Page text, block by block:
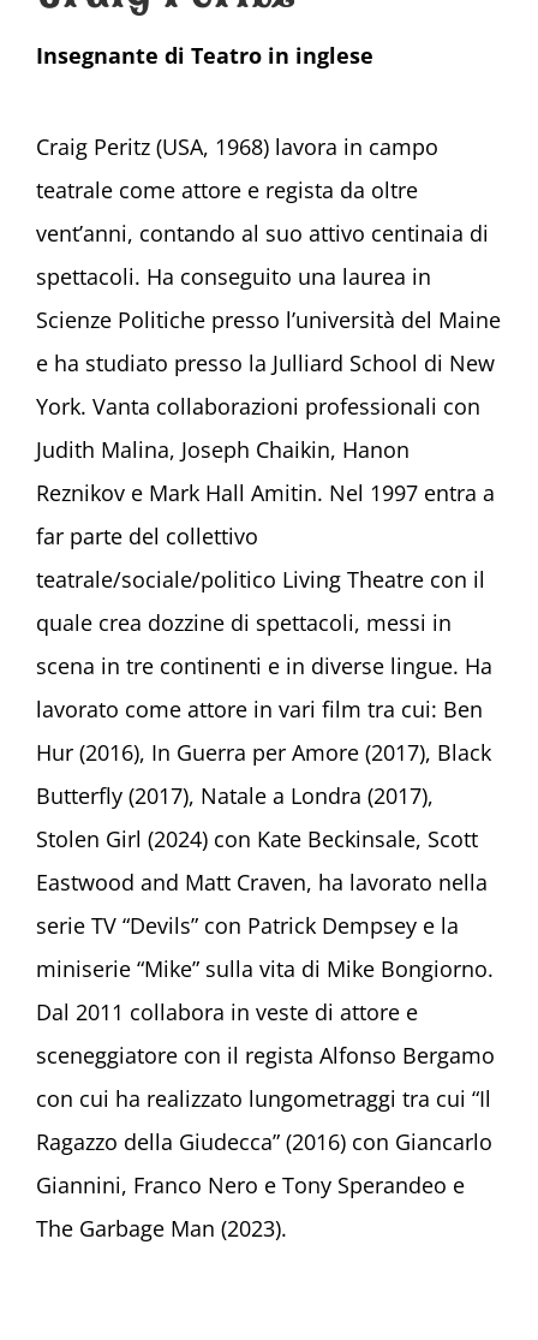
Insegnante di Teatro in inglese
Craig Peritz (USA, 1968) lavora in campo
teatrale come attore e regista da oltre
vent’anni, contando al suo attivo centinaia di
spettacoli. Ha conseguito una laurea in
Scienze Politiche presso l’università del Maine
e ha studiato presso la Julliard School di New
York. Vanta collaborazioni professionali con
Judith Malina, Joseph Chaikin, Hanon
Reznikov e Mark Hall Amitin. Nel 1997 entra a
far parte del collettivo
teatrale/sociale/politico Living Theatre con il
quale crea dozzine di spettacoli, messi in
scena in tre continenti e in diverse lingue. Ha
lavorato come attore in vari film tra cui: Ben
Hur (2016), In Guerra per Amore (2017), Black
Butterfly (2017), Natale a Londra (2017),
Stolen Girl (2024) con Kate Beckinsale, Scott
Eastwood and Matt Craven, ha lavorato nella
serie TV “Devils” con Patrick Dempsey e la
miniserie “Mike” sulla vita di Mike Bongiorno.
Dal 2011 collabora in veste di attore e
sceneggiatore con il regista Alfonso Bergamo
con cui ha realizzato lungometraggi tra cui “Il
Ragazzo della Giudecca” (2016) con Giancarlo
Giannini, Franco Nero e Tony Sperandeo e
The Garbage Man (2023).